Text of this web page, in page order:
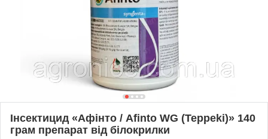
Інсектицид «Афінто / Afinto WG (Teppeki)» 140
грам препарат від білокрилки